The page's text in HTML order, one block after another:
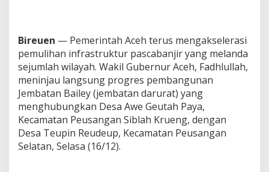
Bireuen — Pemerintah Aceh terus mengakselerasi
pemulihan infrastruktur pascabanjir yang melanda
sejumlah wilayah. Wakil Gubernur Aceh, Fadhlullah,
meninjau langsung progres pembangunan
Jembatan Bailey (jembatan darurat) yang
menghubungkan Desa Awe Geutah Paya,
Kecamatan Peusangan Siblah Krueng, dengan
Desa Teupin Reudeup, Kecamatan Peusangan
Selatan, Selasa (16/12).